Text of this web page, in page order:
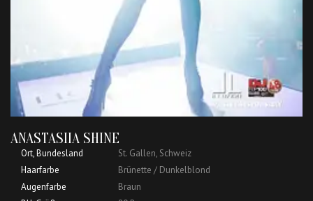
ANASTASIIA SHINE
Ort, Bundesland
St. Gallen, Schweiz
Haarfarbe
Brünette / Dunkelblond
Augenfarbe
Braun